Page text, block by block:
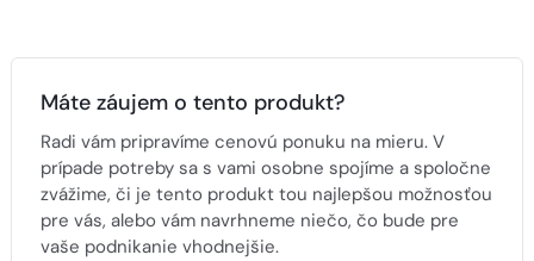
Máte záujem o tento produkt?
Radi vám pripravíme cenovú ponuku na mieru. V
prípade potreby sa s vami osobne spojíme a spoločne
zvážime, či je tento produkt tou najlepšou možnosťou
pre vás, alebo vám navrhneme niečo, čo bude pre
vaše podnikanie vhodnejšie.